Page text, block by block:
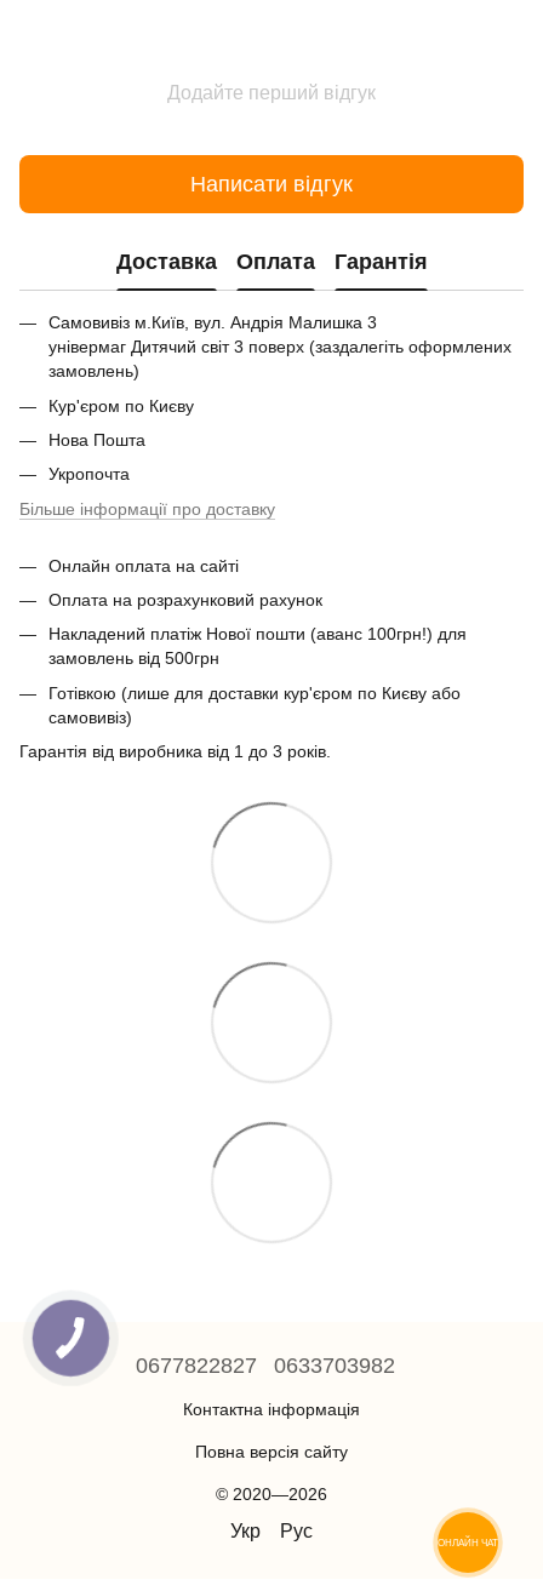
Додайте перший відгук
Написати відгук
Доставка Оплата Гарантія
Самовивіз м.Київ, вул. Андрія Малишка 3
універмаг Дитячий світ 3 поверх (заздалегіть оформлених
замовлень)
Кур'єром по Києву
Нова Пошта
Укропочта
Більше інформації про доставку
Онлайн оплата на сайті
Оплата на розрахунковий рахунок
Накладений платіж Нової пошти (аванс 100грн!) для
замовлень від 500грн
Готівкою (лише для доставки кур'єром по Києву або
самовивіз)
Гарантія від виробника від 1 до 3 років.
0677822827 0633703982
Контактна інформація
Повна версія сайту
© 2020—2026
Укр Рус
ОНЛАЙН ЧАТ